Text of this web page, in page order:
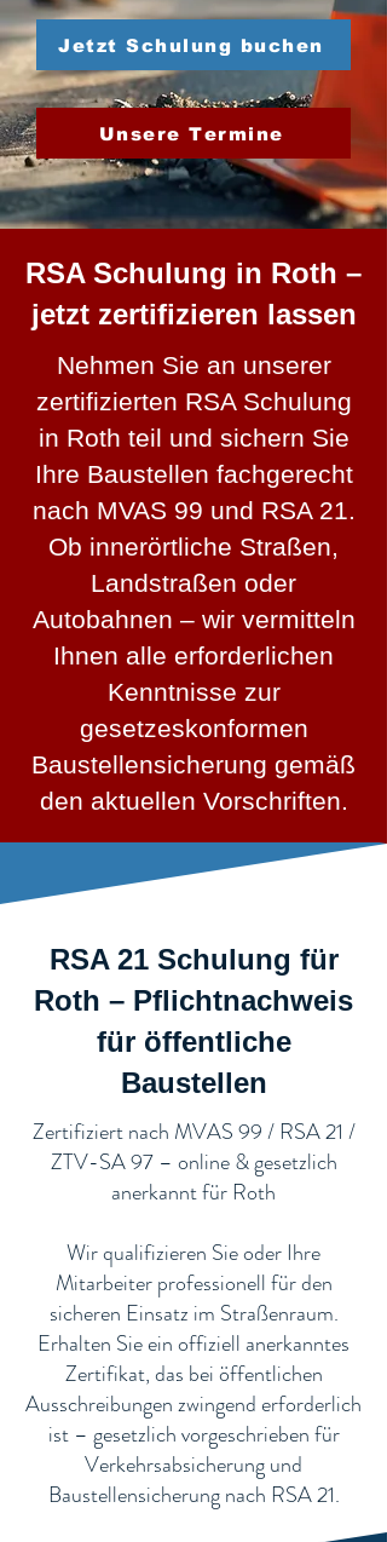
Jetzt Schulung buchen
Unsere Termine
RSA Schulung in Roth –
jetzt zertifizieren lassen
Nehmen Sie an unserer
zertifizierten RSA Schulung
in Roth teil und sichern Sie
Ihre Baustellen fachgerecht
nach MVAS 99 und RSA 21.
Ob innerörtliche Straßen,
Landstraßen oder
Autobahnen – wir vermitteln
Ihnen alle erforderlichen
Kenntnisse zur
gesetzeskonformen
Baustellensicherung gemäß
den aktuellen Vorschriften.
RSA 21 Schulung für
Roth – Pflichtnachweis
für öffentliche
Baustellen​
​Zertifiziert nach MVAS 99 / RSA 21 /
ZTV-SA 97 – online & gesetzlich
anerkannt für Roth
Wir qualifizieren Sie oder Ihre
Mitarbeiter professionell für den
sicheren Einsatz im Straßenraum.
Erhalten Sie ein offiziell anerkanntes
Zertifikat, das bei öffentlichen
Ausschreibungen zwingend erforderlich
ist – gesetzlich vorgeschrieben für
Verkehrsabsicherung und
Baustellensicherung nach RSA 21.